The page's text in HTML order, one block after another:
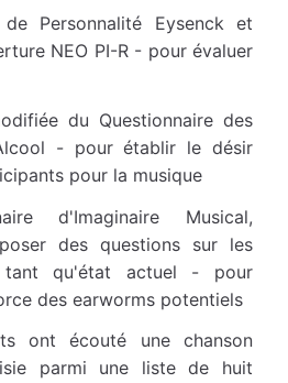
Personnalité Eysenck et
NEO PI-R - pour évaluer
du Questionnaire des
- pour établir le désir
pour la musique
d'Imaginaire Musical,
des questions sur les
tant qu'état actuel - pour
des earworms potentiels
ont écouté une chanson
parmi une liste de huit